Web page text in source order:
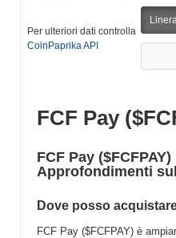
Per ulteriori dati controlla
CoinPaprika API
FCF Pay
FCF Pay
Approfondimenti
Dove posso
FCF Pay ($FCFPAY) è